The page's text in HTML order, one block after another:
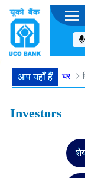
की सूची
आप यहाँ हैं घर
dummytext
Investors